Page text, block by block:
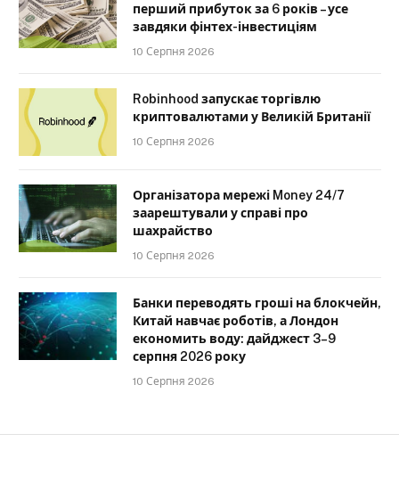
перший прибуток за 6 років – усе
завдяки фінтех-інвестиціям
10 Серпня 2026
Robinhood запускає торгівлю
криптовалютами у Великій Британії
10 Серпня 2026
Організатора мережі Money 24/7
заарештували у справі про
шахрайство
10 Серпня 2026
Банки переводять гроші на блокчейн,
Китай навчає роботів, а Лондон
економить воду: дайджест 3–9
серпня 2026 року
10 Серпня 2026